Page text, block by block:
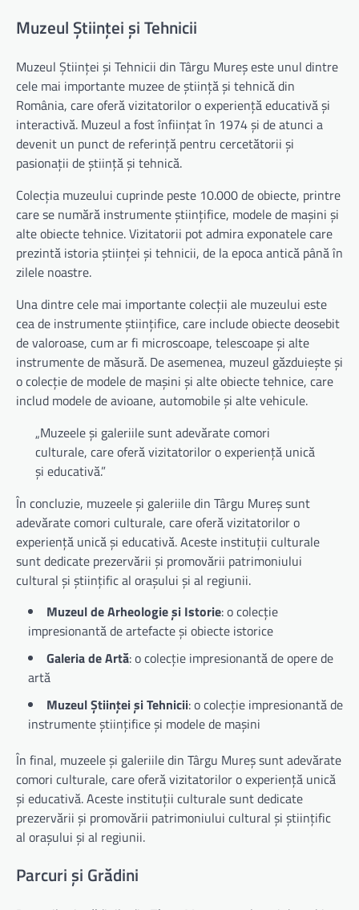
Muzeul Științei și Tehnicii
Muzeul Științei și Tehnicii din Târgu Mureș este unul dintre
cele mai importante muzee de știință și tehnică din
România, care oferă vizitatorilor o experiență educativă și
interactivă. Muzeul a fost înființat în 1974 și de atunci a
devenit un punct de referință pentru cercetătorii și
pasionații de știință și tehnică.
Colecția muzeului cuprinde peste 10.000 de obiecte, printre
care se numără instrumente științifice, modele de mașini și
alte obiecte tehnice. Vizitatorii pot admira exponatele care
prezintă istoria științei și tehnicii, de la epoca antică până în
zilele noastre.
Una dintre cele mai importante colecții ale muzeului este
cea de instrumente științifice, care include obiecte deosebit
de valoroase, cum ar fi microscoape, telescoape și alte
instrumente de măsură. De asemenea, muzeul găzduiește și
o colecție de modele de mașini și alte obiecte tehnice, care
includ modele de avioane, automobile și alte vehicule.
„Muzeele și galeriile sunt adevărate comori
culturale, care oferă vizitatorilor o experiență unică
și educativă.”
În concluzie, muzeele și galeriile din Târgu Mureș sunt
adevărate comori culturale, care oferă vizitatorilor o
experiență unică și educativă. Aceste instituții culturale
sunt dedicate prezervării și promovării patrimoniului
cultural și științific al orașului și al regiunii.
Muzeul de Arheologie și Istorie: o colecție
impresionantă de artefacte și obiecte istorice
Galeria de Artă: o colecție impresionantă de opere de
artă
Muzeul Științei și Tehnicii: o colecție impresionantă de
instrumente științifice și modele de mașini
În final, muzeele și galeriile din Târgu Mureș sunt adevărate
comori culturale, care oferă vizitatorilor o experiență unică
și educativă. Aceste instituții culturale sunt dedicate
prezervării și promovării patrimoniului cultural și științific
al orașului și al regiunii.
Parcuri și Grădini